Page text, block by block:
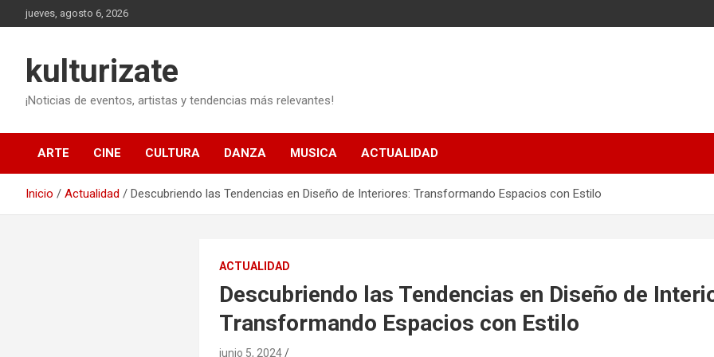
Saltar
al
jueves, agosto 6, 2026
kulturizate
¡Noticias de eventos, artistas y tendencias más relevantes!
ARTE CINE CULTURA DANZA MUSICA ACTUALIDAD
Inicio Actualidad Descubriendo las Tendencias en Diseño de Interiores: Transformando Espacios con Estilo
ACTUALIDAD
Descubriendo las Tendencias en Diseño de
Transformando Espacios con Estilo
junio 5, 2024